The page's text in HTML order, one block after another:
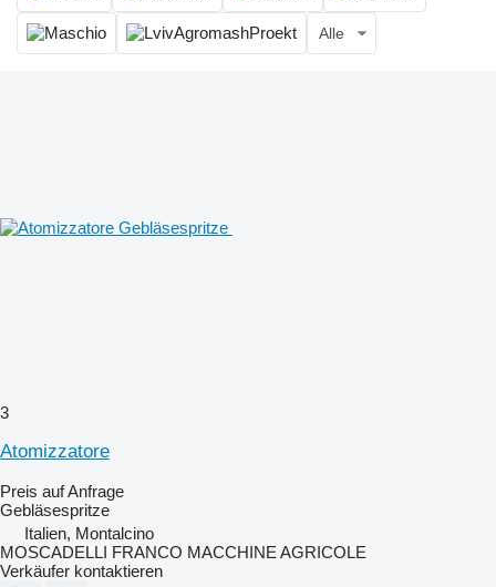
Alle
3
Atomizzatore
Preis auf Anfrage
Gebläsespritze
Italien, Montalcino
MOSCADELLI FRANCO MACCHINE AGRICOLE
Verkäufer kontaktieren